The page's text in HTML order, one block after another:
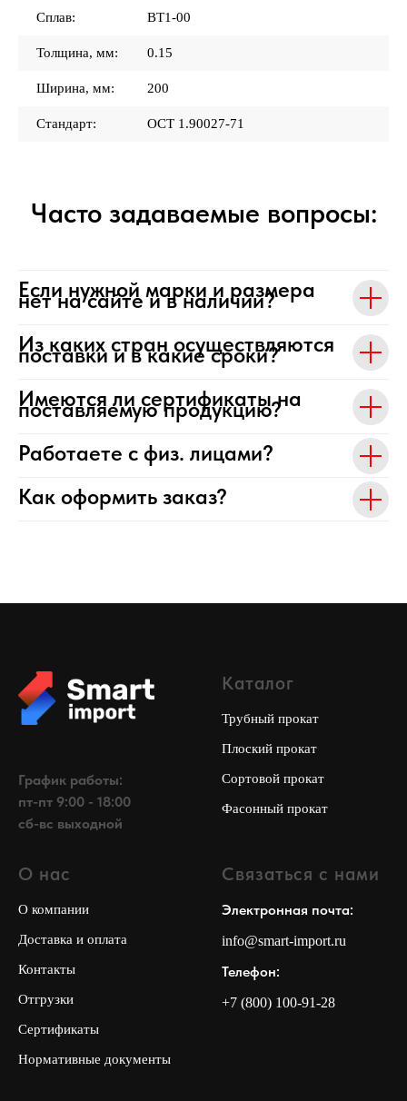
Сплав: ВТ1-00
Толщина, мм: 0.15
Ширина, мм: 200
Стандарт: ОСТ 1.90027-71
Часто задаваемые вопросы:
Если нужной марки и размера
нет на сайте и в наличии?
Из каких стран осуществляются
поставки и в какие сроки?
Имеются ли сертификаты на
поставляемую продукцию?
Работаете с физ. лицами?
Как оформить заказ?
График работы:
пт-пт 9:00 - 18:00
сб-вс выходной
Каталог
Трубный прокат
Плоский прокат
Сортовой прокат
Фасонный прокат
О нас
О компании
Доставка и оплата
Контакты
Отгрузки
Сертификаты
Нормативные документы
Связаться с нами
Электронная почта:
info@smart-import.ru
Телефон:
+7 (800) 100-91-28